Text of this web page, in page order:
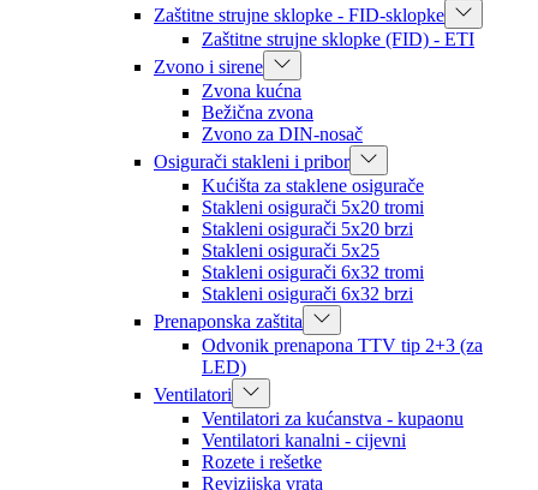
Zaštitne strujne sklopke - FID-sklopke
Zaštitne strujne sklopke (FID) - ETI
Zvono i sirene
Zvona kućna
Bežična zvona
Zvono za DIN-nosač
Osigurači stakleni i pribor
Kućišta za staklene osigurače
Stakleni osigurači 5x20 tromi
Stakleni osigurači 5x20 brzi
Stakleni osigurači 5x25
Stakleni osigurači 6x32 tromi
Stakleni osigurači 6x32 brzi
Prenaponska zaštita
Odvonik prenapona TTV tip 2+3 (za
LED)
Ventilatori
Ventilatori za kućanstva - kupaonu
Ventilatori kanalni - cijevni
Rozete i rešetke
Revizijska vrata